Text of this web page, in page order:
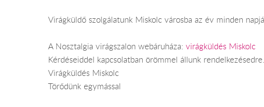
Virágküldő szolgálatunk Miskolc városba az év minden
A Nosztalgia virágszalon webáruháza: virágküldés Miskolc
Kérdéseiddel kapcsolatban örömmel állunk rendelkezésedre.
Virágküldés Miskolc
Törődünk egymással